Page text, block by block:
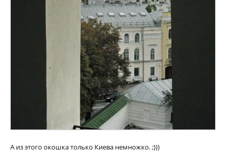
А из этого окошка только Киева немножко. ;)))